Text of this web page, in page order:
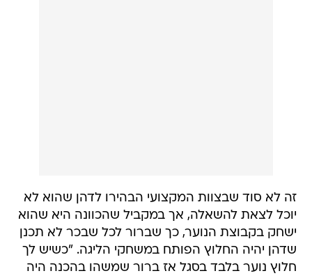
זה לא סוד שבצוות המקצועי הבהירו לדהן שהוא לא
יוכל לצאת להשאלה, אך במקביל שהכוונה היא שהוא
ישחק בקבוצת הנוער, כך שברור לכל שבכר לא תכנן
שדהן יהיה החלוץ הפותח במשחקי הליגה. "כשיש לך
חלוץ נוער בלבד בסגל אז ברור שמשהו בהכנה היה